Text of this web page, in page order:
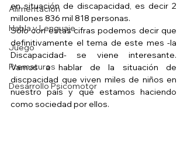
Alimentación
Habla y Lenguaje
Juego
Prematuros
Desarrollo Psicomotor
en situación de discapacidad, es decir 2
millones 836 mil 818 personas.
Sólo con estas cifras podemos decir que
definitivamente el tema de este mes -la
Discapacidad- se viene interesante.
Vamos a hablar de la situación de
discpacidad que viven miles de niños en
nuestro país y qué estamos haciendo
como sociedad por ellos.